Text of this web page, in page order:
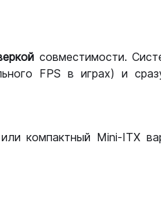
совместимости.
FPS в играх) и
компактный Mini-ITX